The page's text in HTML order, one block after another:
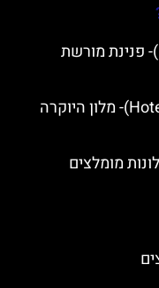
מסקוביצה האן (Maskovica Han)- פנינת מורשת
מלון קוורנר באופטייה (Hotel Kvarner)- מלון היוקרה